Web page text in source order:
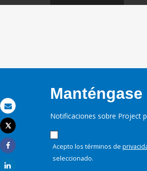
Correo electrónico
Imprimir
Tweet
Share
Notificaciones sobre Project
Acepto los términos de
seleccionado.